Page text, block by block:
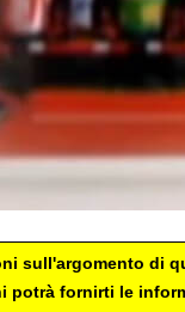
sull'argomento di
potrà fornirti le